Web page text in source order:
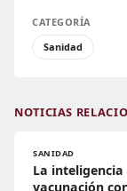
CATEGORÍA
Sanidad
NOTICIAS
SANIDAD
La
vacunación